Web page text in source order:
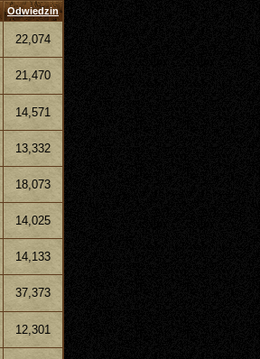
Odwiedzin
22,074
21,470
14,571
13,332
18,073
14,025
14,133
37,373
12,301